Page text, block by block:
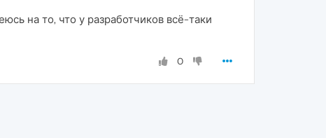
на то, что у разработчиков всё-таки
0